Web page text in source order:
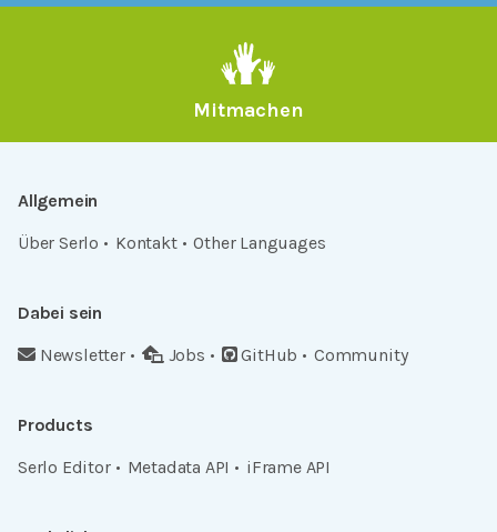
Mitmachen
Allgemein
Über Serlo
Kontakt Other Languages
Dabei sein
Newsletter
Jobs GitHub Community
Products
Serlo Editor
Metadata API iFrame API